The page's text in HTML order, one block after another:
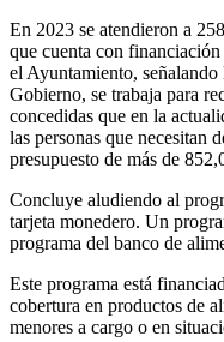
En 2023 se atendieron a
que cuenta con
el Ayuntamiento,
Gobierno, se trabaja para
concedidas que en la
las personas que necesitan
presupuesto de más de
Concluye aludiendo al
tarjeta monedero. Un
programa del banco de
Este programa está
cobertura en productos de
menores a cargo o en